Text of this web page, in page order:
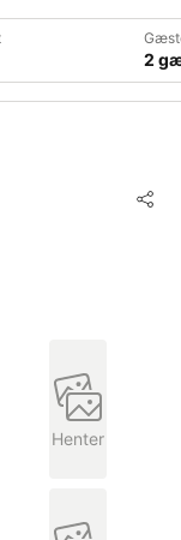
2
Del
Henter